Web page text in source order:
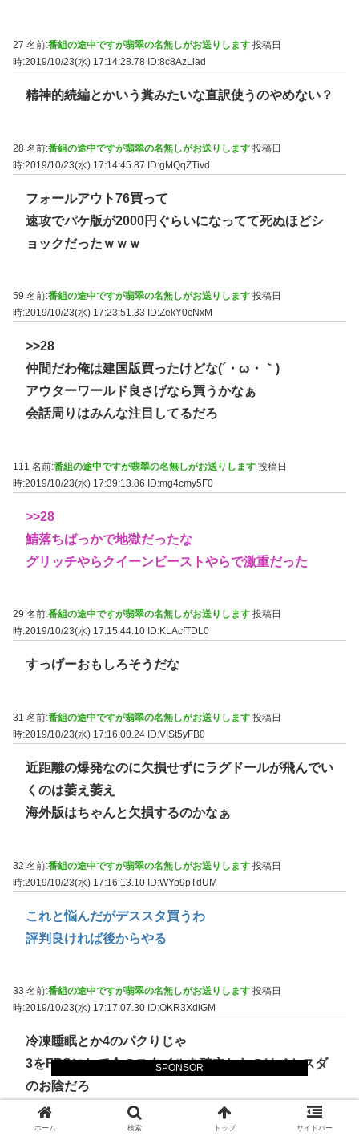
SPONSOR
27 名前:番組の途中ですが翡翠の名無しがお送りします 投稿日
時:2019/10/23(水) 17:14:28.78 ID:8c8AzLiad
精神的続編とかいう糞みたいな直訳使うのやめない？
28 名前:番組の途中ですが翡翠の名無しがお送りします 投稿日
時:2019/10/23(水) 17:14:45.87 ID:gMQqZTivd
フォールアウト76買って
速攻でパケ版が2000円ぐらいになってて死ぬほどシ
ョックだったｗｗｗ
59 名前:番組の途中ですが翡翠の名無しがお送りします 投稿日
時:2019/10/23(水) 17:23:51.33
ID:ZekY0cNxM
>>28
仲間だわ俺は建国版買ったけどな(´・ω・｀)
アウターワールド良さげなら買うかなぁ
会話周りはみんな注目してるだろ
111 名前:番組の途中ですが翡翠の名無しがお送りします 投稿日
時:2019/10/23(水) 17:39:13.86 ID:mg4cmy5F0
>>28
鯖落ちばっかで地獄だったな
グリッチやらクイーンビーストやらで激重だった
29 名前:番組の途中ですが翡翠の名無しがお送りします 投稿日
時:2019/10/23(水) 17:15:44.10 ID:KLAcfTDL0
すっげーおもしろそうだな
31 名前:番組の途中ですが翡翠の名無しがお送りします 投稿日
時:2019/10/23(水) 17:16:00.24 ID:VISt5yFB0
近距離の爆発なのに欠損せずにラグドールが飛んでい
くのは萎え萎え
海外版はちゃんと欠損するのかなぁ
32 名前:番組の途中ですが翡翠の名無しがお送りします 投稿日
時:2019/10/23(水) 17:16:13.10 ID:WYp9pTdUM
これと悩んだがデススタ買うわ
評判良ければ後からやる
33 名前:番組の途中ですが翡翠の名無しがお送りします 投稿日
時:2019/10/23(水) 17:17:07.30 ID:OKR3XdiGM
冷凍睡眠とか4のパクりじゃ
3をFPSにして今のスタイルを確立したのはベセスダ
のお陰だろ
ホーム 検索 トップ サイドバー